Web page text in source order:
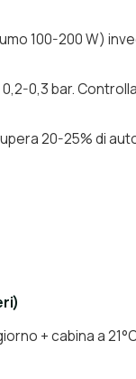
100-200 W)
0,2-0,3 bar.
20-25% di
+ cabina a